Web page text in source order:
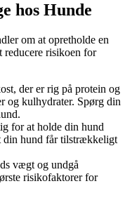
hos Hunde
om at opretholde en
risikoen for
der er rig på protein og
og kulhydrater. Spørg din
for at holde din hund
din hund får tilstrækkeligt
vægt og undgå
risikofaktorer for